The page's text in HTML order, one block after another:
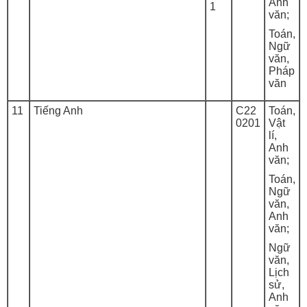
Anh
văn;
Toán,
Ngữ
văn,
Pháp
văn
1
11 Tiếng Anh
C22
0201
Toán,
Vật
lí,
Anh
văn;
Toán,
Ngữ
văn,
Anh
văn;
Ngữ
văn,
Lịch
sử,
Anh